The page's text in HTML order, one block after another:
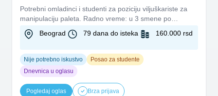
Potrebni omladinci i studenti za poziciju viljuškariste za
manipulaciju paleta. Radno vreme: u 3 smene po
8h Ritam rada:...
Beograd 79 dana do isteka 160.000 rsd
Nije potrebno iskustvo
Posao za studente
Dnevnica u oglasu
Pogledaj oglas Brza prijava